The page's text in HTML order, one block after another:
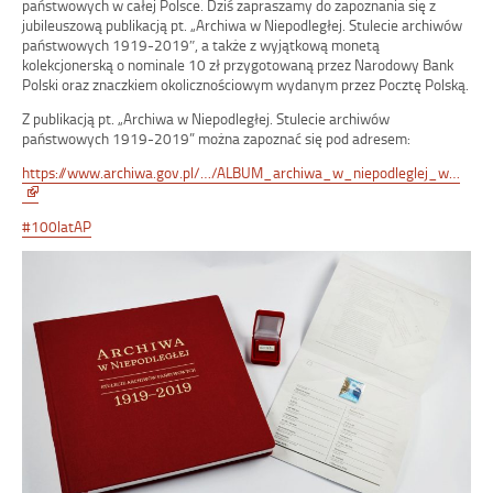
państwowych w całej Polsce. Dziś zapraszamy do zapoznania się z
jubileuszową publikacją pt. „Archiwa w Niepodległej. Stulecie archiwów
państwowych 1919-2019″, a także z wyjątkową monetą
kolekcjonerską o nominale 10 zł przygotowaną przez Narodowy Bank
Polski oraz znaczkiem okolicznościowym wydanym przez Pocztę Polską.
Z publikacją pt. „Archiwa w Niepodległej. Stulecie archiwów
państwowych 1919-2019” można zapoznać się pod adresem:
https://www.archiwa.gov.pl/…/ALBUM_archiwa_w_niepodleglej_w…
Link
otwiera
się
w
#100latAP